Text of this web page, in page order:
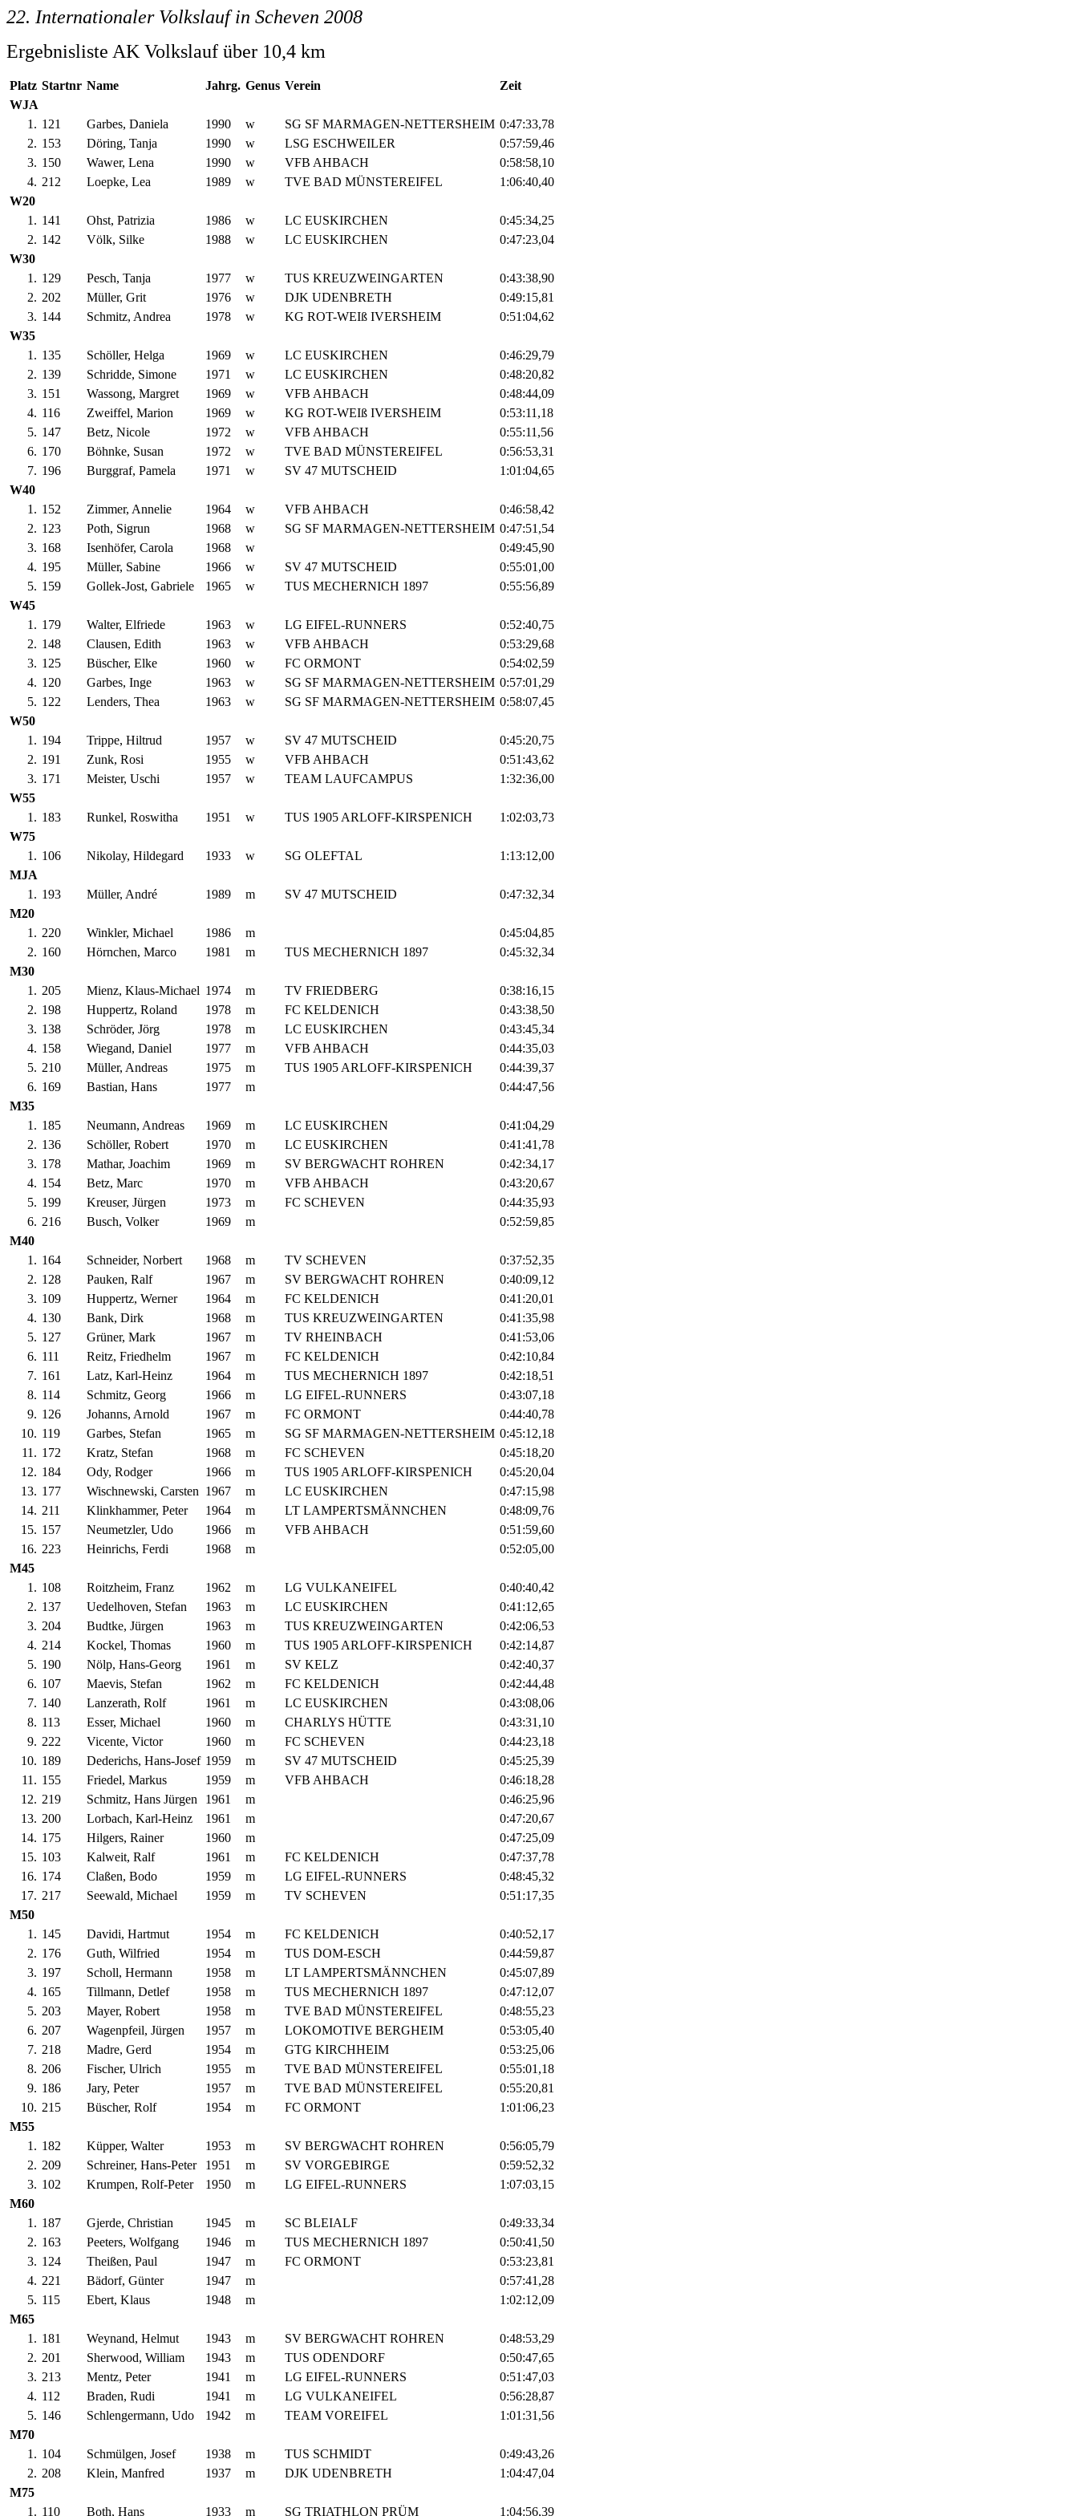
22. Internationaler Volkslauf in Scheven 2008
Ergebnisliste AK Volkslauf über 10,4 km
Platz Startnr Name Jahrg. Genus Verein
Zeit
WJA
1. 121 Garbes, Daniela 1990 w SG SF MARMAGEN-NETTERSHEIM 0:47:33,78
2. 153 Döring, Tanja 1990 w LSG ESCHWEILER
0:57:59,46
3. 150 Wawer, Lena 1990 w VFB AHBACH
0:58:58,10
4. 212 Loepke, Lea 1989 w TVE BAD MÜNSTEREIFEL
1:06:40,40
W20
1. 141 Ohst, Patrizia 1986 w LC EUSKIRCHEN
0:45:34,25
2. 142 Völk, Silke 1988 w LC EUSKIRCHEN
0:47:23,04
W30
1. 129 Pesch, Tanja 1977 w TUS KREUZWEINGARTEN
0:43:38,90
2. 202 Müller, Grit 1976 w DJK UDENBRETH
0:49:15,81
3. 144 Schmitz, Andrea 1978 w KG ROT-WEIß IVERSHEIM
0:51:04,62
W35
1. 135 Schöller, Helga 1969 w LC EUSKIRCHEN
0:46:29,79
2. 139 Schridde, Simone 1971 w LC EUSKIRCHEN
0:48:20,82
3. 151 Wassong, Margret 1969 w VFB AHBACH
0:48:44,09
4. 116 Zweiffel, Marion 1969 w KG ROT-WEIß IVERSHEIM
0:53:11,18
5. 147 Betz, Nicole 1972 w VFB AHBACH
0:55:11,56
6. 170 Böhnke, Susan 1972 w TVE BAD MÜNSTEREIFEL
0:56:53,31
7. 196 Burggraf, Pamela 1971 w SV 47 MUTSCHEID
1:01:04,65
W40
1. 152 Zimmer, Annelie 1964 w VFB AHBACH
0:46:58,42
2. 123 Poth, Sigrun 1968 w SG SF MARMAGEN-NETTERSHEIM 0:47:51,54
3. 168 Isenhöfer, Carola 1968 w
0:49:45,90
4. 195 Müller, Sabine 1966 w SV 47 MUTSCHEID
0:55:01,00
5. 159 Gollek-Jost, Gabriele 1965 w TUS MECHERNICH 1897
0:55:56,89
W45
1. 179 Walter, Elfriede 1963 w LG EIFEL-RUNNERS
0:52:40,75
2. 148 Clausen, Edith 1963 w VFB AHBACH
0:53:29,68
3. 125 Büscher, Elke 1960 w FC ORMONT
0:54:02,59
4. 120 Garbes, Inge 1963 w SG SF MARMAGEN-NETTERSHEIM 0:57:01,29
5. 122 Lenders, Thea 1963 w SG SF MARMAGEN-NETTERSHEIM 0:58:07,45
W50
1. 194 Trippe, Hiltrud 1957 w SV 47 MUTSCHEID
0:45:20,75
2. 191 Zunk, Rosi 1955 w VFB AHBACH
0:51:43,62
3. 171 Meister, Uschi 1957 w TEAM LAUFCAMPUS
1:32:36,00
W55
1. 183 Runkel, Roswitha 1951 w TUS 1905 ARLOFF-KIRSPENICH
1:02:03,73
W75
1. 106 Nikolay, Hildegard 1933 w SG OLEFTAL
1:13:12,00
MJA
1. 193 Müller, André 1989 m SV 47 MUTSCHEID
0:47:32,34
M20
1. 220 Winkler, Michael 1986 m
0:45:04,85
2. 160 Hörnchen, Marco 1981 m TUS MECHERNICH 1897
0:45:32,34
M30
1. 205 Mienz, Klaus-Michael 1974 m TV FRIEDBERG
0:38:16,15
2. 198 Huppertz, Roland 1978 m FC KELDENICH
0:43:38,50
3. 138 Schröder, Jörg 1978 m LC EUSKIRCHEN
0:43:45,34
4. 158 Wiegand, Daniel 1977 m VFB AHBACH
0:44:35,03
5. 210 Müller, Andreas 1975 m TUS 1905 ARLOFF-KIRSPENICH
0:44:39,37
6. 169 Bastian, Hans 1977 m
0:44:47,56
M35
1. 185 Neumann, Andreas 1969 m LC EUSKIRCHEN
0:41:04,29
2. 136 Schöller, Robert 1970 m LC EUSKIRCHEN
0:41:41,78
3. 178 Mathar, Joachim 1969 m SV BERGWACHT ROHREN
0:42:34,17
4. 154 Betz, Marc 1970 m VFB AHBACH
0:43:20,67
5. 199 Kreuser, Jürgen 1973 m FC SCHEVEN
0:44:35,93
6. 216 Busch, Volker 1969 m
0:52:59,85
M40
1. 164 Schneider, Norbert 1968 m TV SCHEVEN
0:37:52,35
2. 128 Pauken, Ralf 1967 m SV BERGWACHT ROHREN
0:40:09,12
3. 109 Huppertz, Werner 1964 m FC KELDENICH
0:41:20,01
4. 130 Bank, Dirk 1968 m TUS KREUZWEINGARTEN
0:41:35,98
5. 127 Grüner, Mark 1967 m TV RHEINBACH
0:41:53,06
6. 111 Reitz, Friedhelm 1967 m FC KELDENICH
0:42:10,84
7. 161 Latz, Karl-Heinz 1964 m TUS MECHERNICH 1897
0:42:18,51
8. 114 Schmitz, Georg 1966 m LG EIFEL-RUNNERS
0:43:07,18
9. 126 Johanns, Arnold 1967 m FC ORMONT
0:44:40,78
10. 119 Garbes, Stefan 1965 m SG SF MARMAGEN-NETTERSHEIM 0:45:12,18
11. 172 Kratz, Stefan 1968 m FC SCHEVEN
0:45:18,20
12. 184 Ody, Rodger 1966 m TUS 1905 ARLOFF-KIRSPENICH
0:45:20,04
13. 177 Wischnewski, Carsten 1967 m LC EUSKIRCHEN
0:47:15,98
14. 211 Klinkhammer, Peter 1964 m LT LAMPERTSMÄNNCHEN
0:48:09,76
15. 157 Neumetzler, Udo 1966 m VFB AHBACH
0:51:59,60
16. 223 Heinrichs, Ferdi 1968 m
0:52:05,00
M45
1. 108 Roitzheim, Franz 1962 m LG VULKANEIFEL
0:40:40,42
2. 137 Uedelhoven, Stefan 1963 m LC EUSKIRCHEN
0:41:12,65
3. 204 Budtke, Jürgen 1963 m TUS KREUZWEINGARTEN
0:42:06,53
4. 214 Kockel, Thomas 1960 m TUS 1905 ARLOFF-KIRSPENICH
0:42:14,87
5. 190 Nölp, Hans-Georg 1961 m SV KELZ
0:42:40,37
6. 107 Maevis, Stefan 1962 m FC KELDENICH
0:42:44,48
7. 140 Lanzerath, Rolf 1961 m LC EUSKIRCHEN
0:43:08,06
8. 113 Esser, Michael 1960 m CHARLYS HÜTTE
0:43:31,10
9. 222 Vicente, Victor 1960 m FC SCHEVEN
0:44:23,18
10. 189 Dederichs, Hans-Josef 1959 m SV 47 MUTSCHEID
0:45:25,39
11. 155 Friedel, Markus 1959 m VFB AHBACH
0:46:18,28
12. 219 Schmitz, Hans Jürgen 1961 m
0:46:25,96
13. 200 Lorbach, Karl-Heinz 1961 m
0:47:20,67
14. 175 Hilgers, Rainer 1960 m
0:47:25,09
15. 103 Kalweit, Ralf 1961 m FC KELDENICH
0:47:37,78
16. 174 Claßen, Bodo 1959 m LG EIFEL-RUNNERS
0:48:45,32
17. 217 Seewald, Michael 1959 m TV SCHEVEN
0:51:17,35
M50
1. 145 Davidi, Hartmut 1954 m FC KELDENICH
0:40:52,17
2. 176 Guth, Wilfried 1954 m TUS DOM-ESCH
0:44:59,87
3. 197 Scholl, Hermann 1958 m LT LAMPERTSMÄNNCHEN
0:45:07,89
4. 165 Tillmann, Detlef 1958 m TUS MECHERNICH 1897
0:47:12,07
5. 203 Mayer, Robert 1958 m TVE BAD MÜNSTEREIFEL
0:48:55,23
6. 207 Wagenpfeil, Jürgen 1957 m LOKOMOTIVE BERGHEIM
0:53:05,40
7. 218 Madre, Gerd 1954 m GTG KIRCHHEIM
0:53:25,06
8. 206 Fischer, Ulrich 1955 m TVE BAD MÜNSTEREIFEL
0:55:01,18
9. 186 Jary, Peter 1957 m TVE BAD MÜNSTEREIFEL
0:55:20,81
10. 215 Büscher, Rolf 1954 m FC ORMONT
1:01:06,23
M55
1. 182 Küpper, Walter 1953 m SV BERGWACHT ROHREN
0:56:05,79
2. 209 Schreiner, Hans-Peter 1951 m SV VORGEBIRGE
0:59:52,32
3. 102 Krumpen, Rolf-Peter 1950 m LG EIFEL-RUNNERS
1:07:03,15
M60
1. 187 Gjerde, Christian 1945 m SC BLEIALF
0:49:33,34
2. 163 Peeters, Wolfgang 1946 m TUS MECHERNICH 1897
0:50:41,50
3. 124 Theißen, Paul 1947 m FC ORMONT
0:53:23,81
4. 221 Bädorf, Günter 1947 m
0:57:41,28
5. 115 Ebert, Klaus 1948 m
1:02:12,09
M65
1. 181 Weynand, Helmut 1943 m SV BERGWACHT ROHREN
0:48:53,29
2. 201 Sherwood, William 1943 m TUS ODENDORF
0:50:47,65
3. 213 Mentz, Peter 1941 m LG EIFEL-RUNNERS
0:51:47,03
4. 112 Braden, Rudi 1941 m LG VULKANEIFEL
0:56:28,87
5. 146 Schlengermann, Udo 1942 m TEAM VOREIFEL
1:01:31,56
M70
1. 104 Schmülgen, Josef 1938 m TUS SCHMIDT
0:49:43,26
2. 208 Klein, Manfred 1937 m DJK UDENBRETH
1:04:47,04
M75
1. 110 Both, Hans 1933 m SG TRIATHLON PRÜM 1:04:56,39